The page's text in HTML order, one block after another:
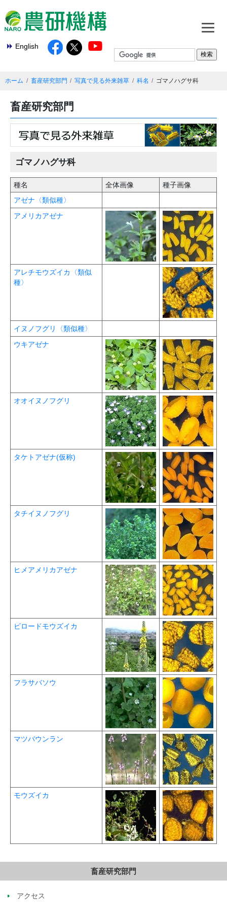
English
ホーム 畜産研究部門 写真で見る外来雑草 科名 ゴマノハグサ科
畜産研究部門
ゴマノハグサ科
種名 全体画像
種子画像
アゼナ〈類似種〉
アメリカアゼナ
アレチモウズイカ〈類似
種〉
イヌノフグリ〈類似種〉
ウキアゼナ
オオイヌノフグリ
タケトアゼナ(仮称)
タチイヌノフグリ
ヒメアメリカアゼナ
ビロードモウズイカ
フラサバソウ
マツバウンラン
モウズイカ
畜産研究部門
アクセス